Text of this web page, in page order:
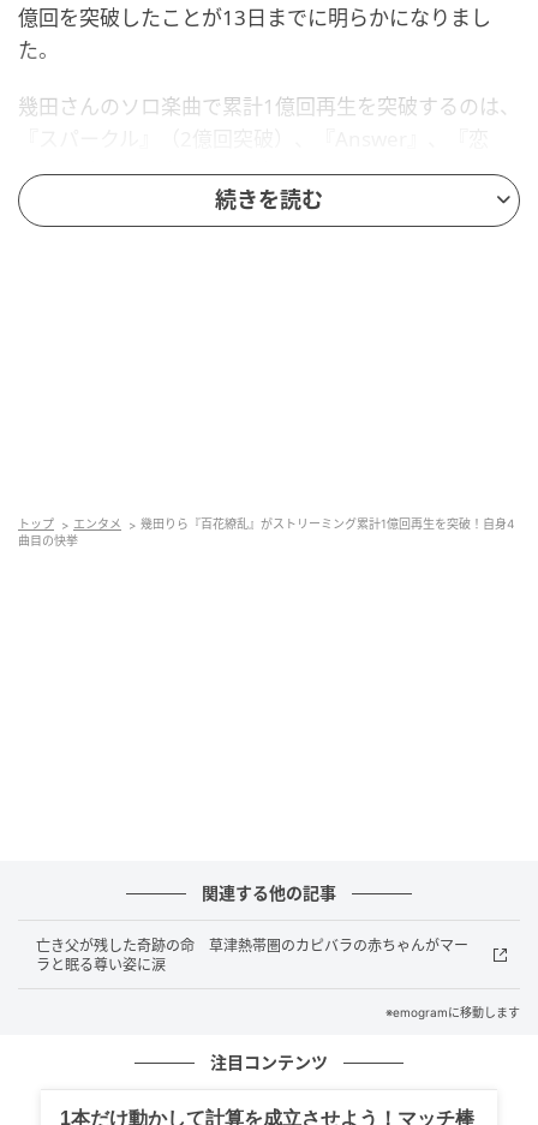
億回を突破したことが13日までに明らかになりまし
た。
幾田さんのソロ楽曲で累計1億回再生を突破するのは、
風』に続き、自身4曲目の快挙となります。
『百花繚乱』は、TVアニメ『薬屋のひとりごと』第2
期のオープニングテーマとして書き下ろされた楽曲で
す。
ゾチックな世界観や、そこで巻き起こるミステリーを
サウンドに落とし込んだ、ドラマチックな展開が特
続きを読む
トップ エンタメ
幾田りら『百花繚乱』がストリーミング累計1億回再生を突破！自身4
曲目の快挙
関連する他の記事
亡き父が残した奇跡の命 草津熱帯圏のカピバラの赤ちゃんがマー
ラと眠る尊い姿に涙
※emogramに移動します
注目コンテンツ
1本だけ動かして計算を成立させよう！マッチ棒